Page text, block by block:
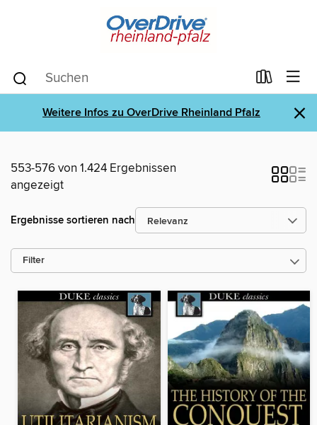
Weitere Infos zu OverDrive Rheinland Pfalz ×
553-576 von 1.424 Ergebnissen
angezeigt
Ergebnisse sortieren nach
Filter